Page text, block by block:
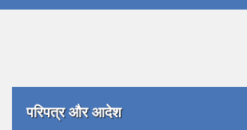
परिपत्र और आदेश